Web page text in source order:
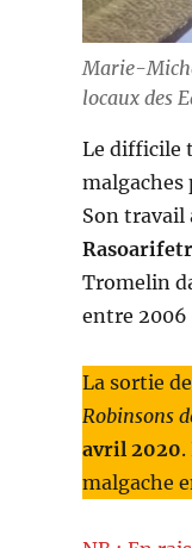
Marie-
locaux des
Le difficile
Son travail
Tromelin
entre 2006
La sortie
Robinsons
avril 2020.
malgache